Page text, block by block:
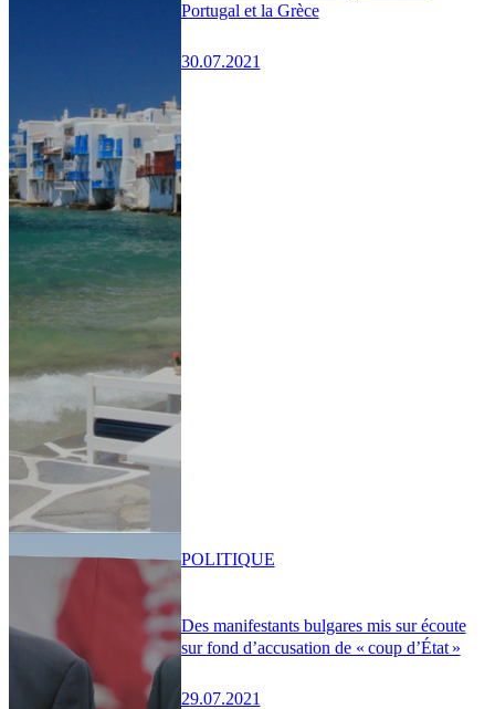
Portugal et la Grèce
30.07.2021
Des manifestants bulgares mis sur écoute
sur fond d’accusation de « coup d’État »
29.07.2021
POLITIQUE